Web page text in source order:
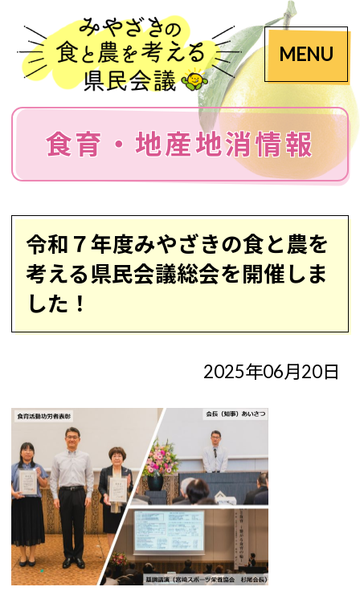
MENU
食育・地産地消情報
令和７年度みやざきの食と農を
考える県民会議総会を開催しま
した！
2025年06月20日